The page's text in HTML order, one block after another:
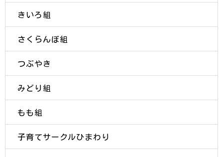
きいろ組
さくらんぼ組
つぶやき
みどり組
もも組
子育てサークルひまわり